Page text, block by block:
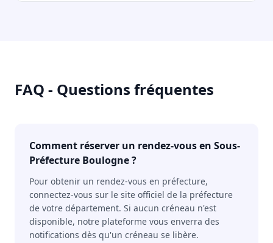
FAQ - Questions fréquentes
Comment réserver un rendez-vous en Sous-
Préfecture Boulogne ?
Pour obtenir un rendez-vous en préfecture,
connectez-vous sur le site officiel de la préfecture
de votre département. Si aucun créneau n'est
disponible, notre plateforme vous enverra des
notifications dès qu'un créneau se libère.